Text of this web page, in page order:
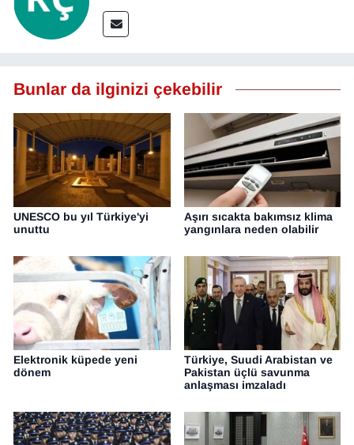
Bunlar da ilginizi çekebilir
UNESCO bu yıl Türkiye'yi
unuttu
Aşırı sıcakta bakımsız klima
yangınlara neden olabilir
Elektronik küpede yeni
dönem
Türkiye, Suudi Arabistan ve
Pakistan üçlü savunma
anlaşması imzaladı